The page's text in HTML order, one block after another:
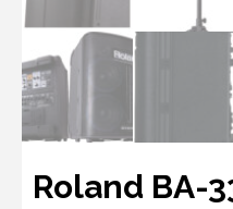
Roland BA-